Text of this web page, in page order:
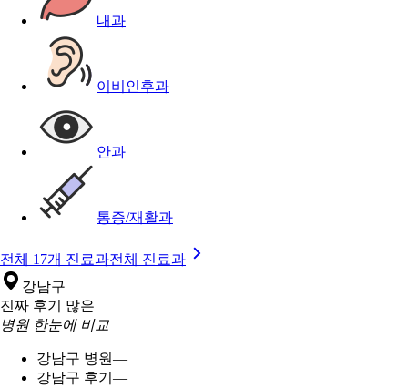
내과
이비인후과
안과
통증/재활과
전체 17개 진료과전체 진료과
강남구
진짜 후기 많은
병원 한눈에 비교
강남구 병원—
강남구 후기 —